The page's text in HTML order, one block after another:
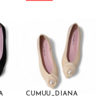
CUMUU_DIANA